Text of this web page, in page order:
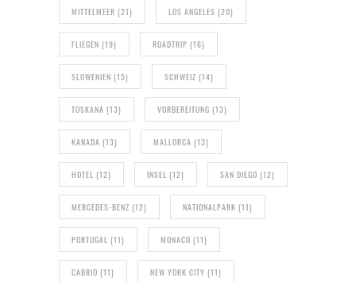
MITTELMEER (21) LOS ANGELES (20)
FLIEGEN (19) ROADTRIP (16)
SLOWENIEN (15) SCHWEIZ (14)
TOSKANA (13) VORBEREITUNG (13)
KANADA (13) MALLORCA (13)
HOTEL (12) INSEL (12) SAN DIEGO (12)
MERCEDES-BENZ (12) NATIONALPARK (11)
PORTUGAL (11) MONACO (11)
CABRIO (11) NEW YORK CITY (11)